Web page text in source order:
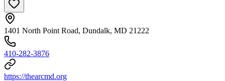
1401 North Point Road, Dundalk, MD 21222
410-282-3876
https://thearcmd.org